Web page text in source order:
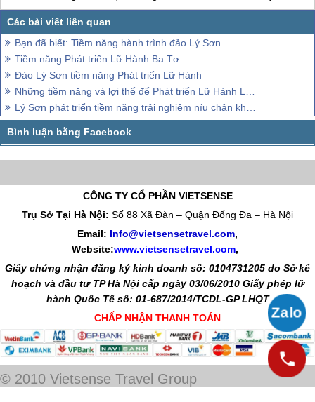
Bạn đã biết: Tiềm năng hành trình đảo Lý Sơn
Tiềm năng Phát triển Lữ Hành Ba Tơ
Đảo Lý Sơn tiềm năng Phát triển Lữ Hành
Những tiềm năng và lợi thể để Phát triển Lữ Hành Lý Sơn
Lý Sơn phát triển tiềm năng trải nghiệm níu chân khách thăm quan
CÔNG TY CỔ PHẦN VIETSENSE
Trụ Sở Tại Hà Nội: Số 88 Xã Đàn – Quận Đống Đa – Hà Nội
Email: Info@vietsensetravel.com,
Website:www.vietsensetravel.com,
Giấy chứng nhận đăng ký kinh doanh số: 0104731205 do Sở kế
hoạch và đầu tư TP Hà Nội cấp ngày 03/06/2010 Giấy phép lữ
hành Quốc Tế số: 01-687/2014/TCDL-GP LHQT
CHẤP NHẬN THANH TOÁN
© 2010 Vietsense Travel Group